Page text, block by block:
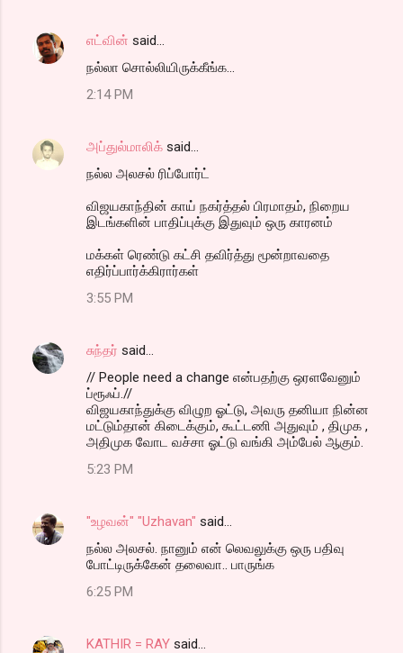
எட்வின் said…
நல்லா சொல்லியிருக்கீங்க...
2:14 PM
அப்துல்மாலிக் said…
நல்ல அலசல் ரிப்போர்ட்
விஜயகாந்தின் காய் நகர்த்தல் பிரமாதம், நிறைய
இடங்களின் பாதிப்புக்கு இதுவும் ஒரு காரனம்
மக்கள் ரெண்டு கட்சி தவிர்த்து மூன்றாவதை
எதிர்ப்பார்க்கிரார்கள்
3:55 PM
சுந்தர் said…
// People need a change என்பதற்கு ஒரளவேனும்
ப்ரூஃப்.//
விஜயகாந்துக்கு விழுற ஓட்டு, அவரு தனியா நின்ன
மட்டும்தான் கிடைக்கும், கூட்டணி அதுவும் , திமுக ,
அதிமுக வோட வச்சா ஓட்டு வங்கி அம்பேல் ஆகும்.
5:23 PM
"உழவன்" "Uzhavan" said…
நல்ல அலசல். நானும் என் லெவலுக்கு ஒரு பதிவு
போட்டிருக்கேன் தலைவா.. பாருங்க
6:25 PM
KATHIR = RAY said…